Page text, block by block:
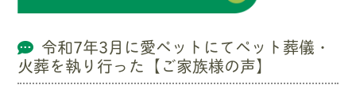
令和7年3月に愛ペットにてペット葬儀・
火葬を執り行った【ご家族様の声】